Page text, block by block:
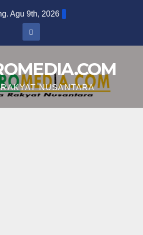
Agu 9th, 2026
NUSANTARA